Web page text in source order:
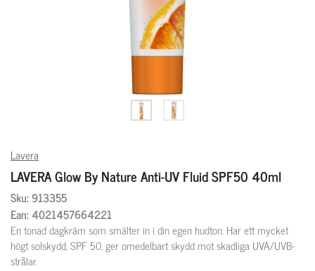
Lavera
LAVERA Glow By Nature Anti-UV Fluid SPF50 40ml
Sku: 913355
Ean: 4021457664221
En tonad dagkräm som smälter in i din egen hudton. Har ett mycket
högt solskydd, SPF 50, ger omedelbart skydd mot skadliga UVA/UVB-
strålar.